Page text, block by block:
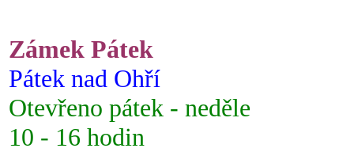
Zámek Pátek
Pátek nad Ohří
Otevřeno pátek - neděle
10 - 16 hodin